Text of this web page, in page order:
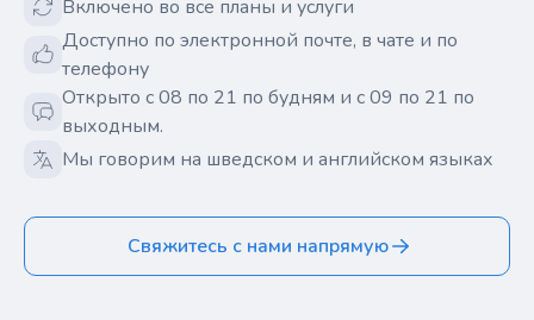
Включено во все планы и услуги
Доступно по электронной почте, в чате и по
телефону
Открыто с 08 по 21 по будням и с 09 по 21 по
выходным.
Мы говорим на шведском и английском языках
Свяжитесь с нами напрямую